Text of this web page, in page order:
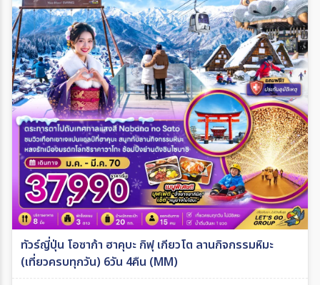
ทัวร์ญี่ปุ่น โอซาก้า ฮาคุบะ กิฟุ เกียวโต ลานกิจกรรมหิมะ
(เที่ยวครบทุกวัน) 6วัน 4คืน (MM)